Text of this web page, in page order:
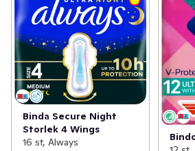
Binda Secure Night
Storlek 4 Wings
16 st, Always